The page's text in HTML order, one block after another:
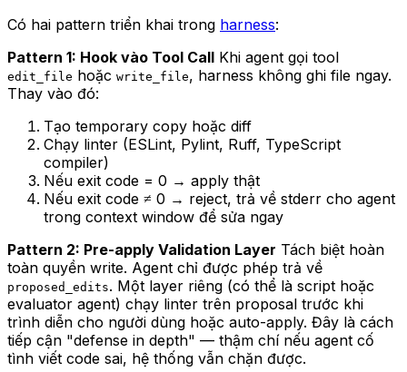
Có hai pattern triển khai trong harness:
Pattern 1: Hook vào Tool Call Khi agent gọi tool
edit_file hoặc write_file, harness không ghi file ngay.
Thay vào đó:
Tạo temporary copy hoặc diff
Chạy linter (ESLint, Pylint, Ruff, TypeScript
compiler)
Nếu exit code = 0 → apply thật
Nếu exit code ≠ 0 → reject, trả về stderr cho agent
trong context window để sửa ngay
Pattern 2: Pre-apply Validation Layer Tách biệt hoàn
toàn quyền write. Agent chỉ được phép trả về
proposed_edits. Một layer riêng (có thể là script hoặc
evaluator agent) chạy linter trên proposal trước khi
trình diễn cho người dùng hoặc auto-apply. Đây là cách
tiếp cận "defense in depth" — thậm chí nếu agent cố
tình viết code sai, hệ thống vẫn chặn được.